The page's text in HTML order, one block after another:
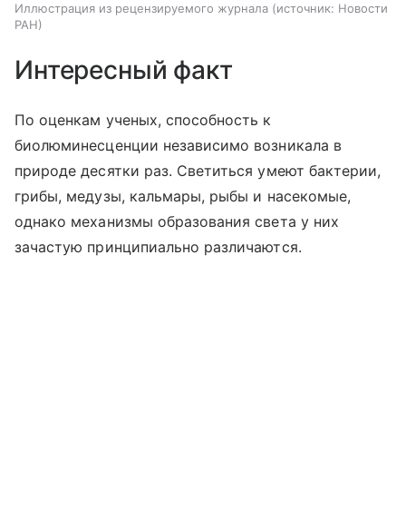
Иллюстрация из рецензируемого журнала источник: Новости
РАН
Интересный факт
По оценкам ученых, способность к
биолюминесценции независимо возникала в
природе десятки раз. Светиться умеют бактерии,
грибы, медузы, кальмары, рыбы и насекомые,
однако механизмы образования света у них
зачастую принципиально различаются.